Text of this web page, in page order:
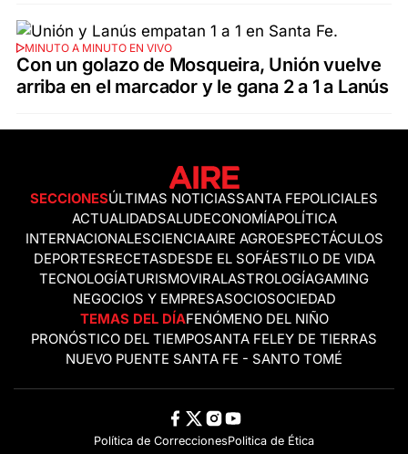
MINUTO A MINUTO EN VIVO
Con un golazo de Mosqueira, Unión vuelve
arriba en el marcador y le gana 2 a 1 a Lanús
SECCIONESÚLTIMAS NOTICIASSANTA FEPOLICIALES
ACTUALIDADSALUDECONOMÍAPOLÍTICA
INTERNACIONALESCIENCIAAIRE AGROESPECTÁCULOS
DEPORTESRECETASDESDE EL SOFÁESTILO DE VIDA
TECNOLOGÍATURISMOVIRALASTROLOGÍAGAMING
NEGOCIOS Y EMPRESASOCIOSOCIEDAD
TEMAS DEL DÍAFENÓMENO DEL NIÑO
PRONÓSTICO DEL TIEMPOSANTA FELEY DE TIERRAS
NUEVO PUENTE SANTA FE - SANTO TOMÉ
Política de CorreccionesPolitica de Ética